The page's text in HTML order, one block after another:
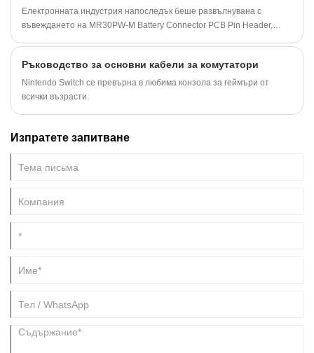
Електронната индустрия напоследък беше развълнувана с
въвеждането на MR30PW-M Battery Connector PCB Pin Header,
Ръководство за основни кабели за комутатори
Nintendo Switch се превърна в любима конзола за геймъри от
всички възрасти.
Изпратете запитване